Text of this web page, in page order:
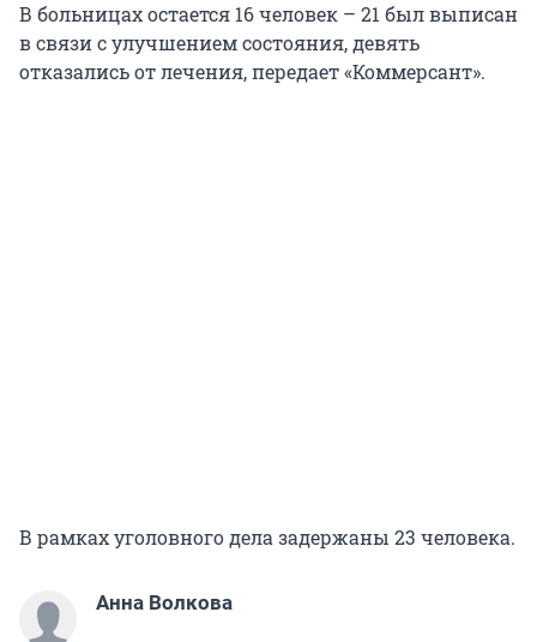
В больницах остается 16 человек – 21 был выписан
в связи с улучшением состояния, девять
отказались от лечения, передает «Коммерсант».
В рамках уголовного дела задержаны 23 человека.
Анна Волкова